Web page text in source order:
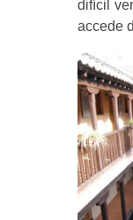
difícil
accede